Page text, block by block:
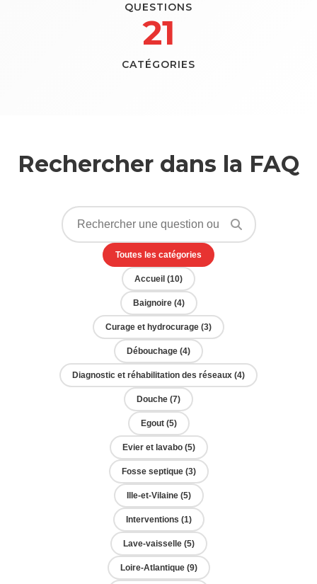
QUESTIONS
21
CATÉGORIES
Rechercher dans la FAQ
Toutes les catégories
Accueil (10)
Baignoire (4)
Curage et hydrocurage (3)
Débouchage (4)
Diagnostic et réhabilitation des réseaux (4)
Douche (7)
Egout (5)
Evier et lavabo (5)
Fosse septique (3)
Ille-et-Vilaine (5)
Interventions (1)
Lave-vaisselle (5)
Loire-Atlantique (9)